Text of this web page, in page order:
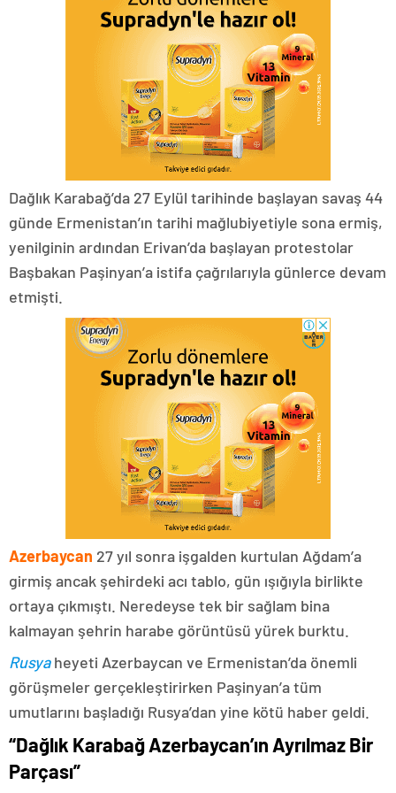
Dağlık Karabağ’da 27 Eylül tarihinde başlayan savaş 44
günde Ermenistan’ın tarihi mağlubiyetiyle sona ermiş,
yenilginin ardından Erivan’da başlayan protestolar
Başbakan Paşinyan’a istifa çağrılarıyla günlerce devam
etmişti.
Azerbaycan 27 yıl sonra işgalden kurtulan Ağdam’a
girmiş ancak şehirdeki acı tablo, gün ışığıyla birlikte
ortaya çıkmıştı. Neredeyse tek bir sağlam bina
kalmayan şehrin harabe görüntüsü yürek burktu.
Rusyaheyeti Azerbaycan ve Ermenistan’da önemli
görüşmeler gerçekleştirirken Paşinyan’a tüm
umutlarını başladığı Rusya’dan yine kötü haber geldi.
“Dağlık Karabağ Azerbaycan’ın Ayrılmaz Bir
Parçası”